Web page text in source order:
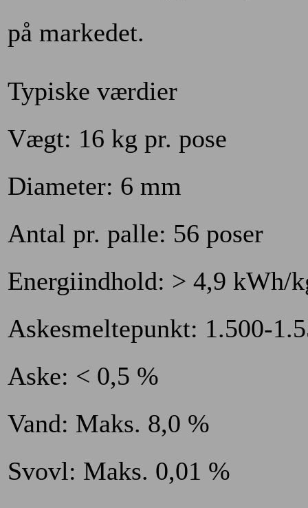
på markedet.
Typiske værdier
Vægt: 16 kg pr. pose
Diameter: 6 mm
Antal pr. palle: 56 poser
Energiindhold: > 4,9 kWh/
Askesmeltepunkt: 1.500-
Aske: < 0,5 %
Vand: Maks. 8,0 %
Svovl: Maks. 0,01 %